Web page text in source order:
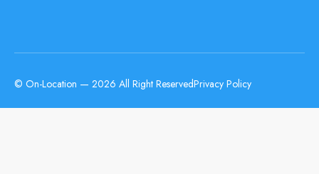
© On-Location — 2026 All Right ReservedPrivacy Policy